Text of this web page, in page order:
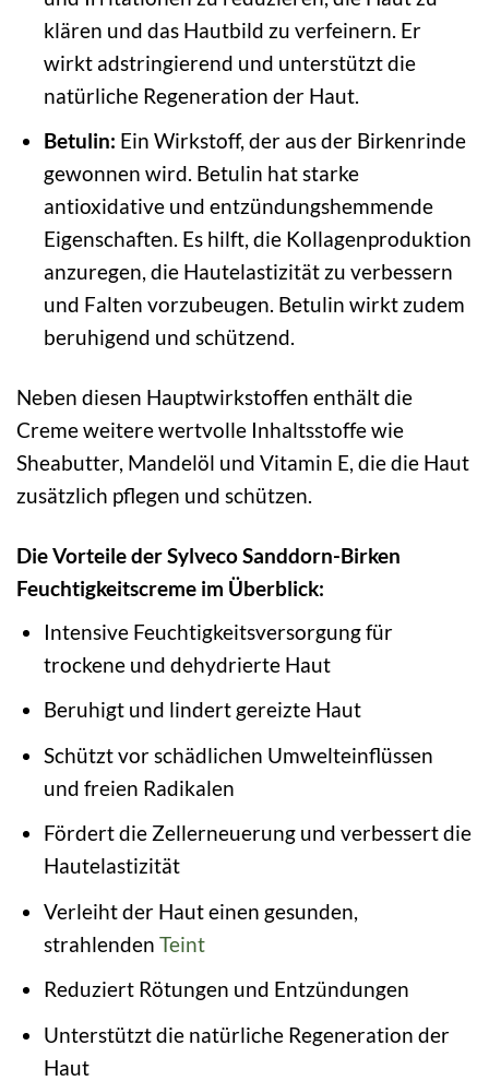
klären und das Hautbild zu verfeinern. Er
wirkt adstringierend und unterstützt die
natürliche Regeneration der Haut.
Betulin: Ein Wirkstoff, der aus der Birkenrinde
gewonnen wird. Betulin hat starke
antioxidative und entzündungshemmende
Eigenschaften. Es hilft, die Kollagenproduktion
anzuregen, die Hautelastizität zu verbessern
und Falten vorzubeugen. Betulin wirkt zudem
beruhigend und schützend.
Neben diesen Hauptwirkstoffen enthält die
Creme weitere wertvolle Inhaltsstoffe wie
Sheabutter, Mandelöl und Vitamin E, die die Haut
zusätzlich pflegen und schützen.
Die Vorteile der Sylveco Sanddorn-Birken
Feuchtigkeitscreme im Überblick:
Intensive Feuchtigkeitsversorgung für
trockene und dehydrierte Haut
Beruhigt und lindert gereizte Haut
Schützt vor schädlichen Umwelteinflüssen
und freien Radikalen
Fördert die Zellerneuerung und verbessert die
Hautelastizität
Verleiht der Haut einen gesunden,
strahlenden Teint
Reduziert Rötungen und Entzündungen
Unterstützt die natürliche Regeneration der
Haut